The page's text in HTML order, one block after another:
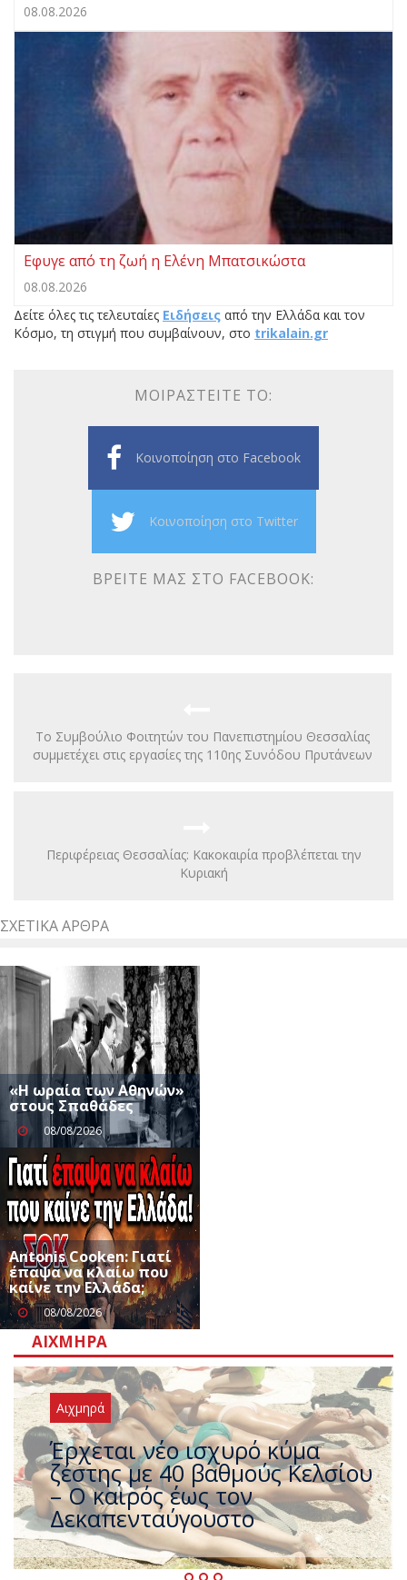
08.08.2026
Eφυγε από τη ζωή η Ελένη Μπατσικώστα
08.08.2026
Δείτε όλες τις τελευταίες Ειδήσεις από την Ελλάδα και τον
Κόσμο, τη στιγμή που συμβαίνουν, στο trikalain.gr
ΜΟΙΡΑΣΤΕΊΤΕ ΤΟ:
Κοινοποίηση στο Facebook
Κοινοποίηση στο Twitter
ΒΡΕΊΤΕ ΜΑΣ ΣΤΟ FACEBOOK:
Το Συμβούλιο Φοιτητών του Πανεπιστημίου Θεσσαλίας
συμμετέχει στις εργασίες της 110ης Συνόδου Πρυτάνεων
Περιφέρειας Θεσσαλίας: Κακοκαιρία προβλέπεται την
Κυριακή
ΣΧΕΤΙΚΆ ΆΡΘΡΑ
«Η ωραία των Αθηνών»
στους Σπαθάδες
08/08/2026
Antonis Cooken: Γιατί
έπαψα να κλαίω που
καίνε την Ελλάδα;
08/08/2026
ΑΙΧΜΗΡΆ
Αιχμηρά
Άφαντος ο Τσίπρας… την ώρα
που η χώρα καίγεται